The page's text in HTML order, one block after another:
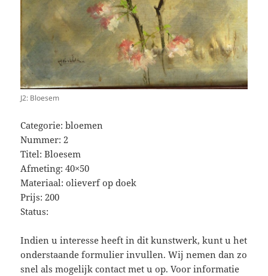
J2: Bloesem
Categorie: bloemen
Nummer: 2
Titel: Bloesem
Afmeting: 40×50
Materiaal: olieverf op doek
Prijs: 200
Status:
Indien u interesse heeft in dit kunstwerk, kunt u het
onderstaande formulier invullen. Wij nemen dan zo
snel als mogelijk contact met u op. Voor informatie